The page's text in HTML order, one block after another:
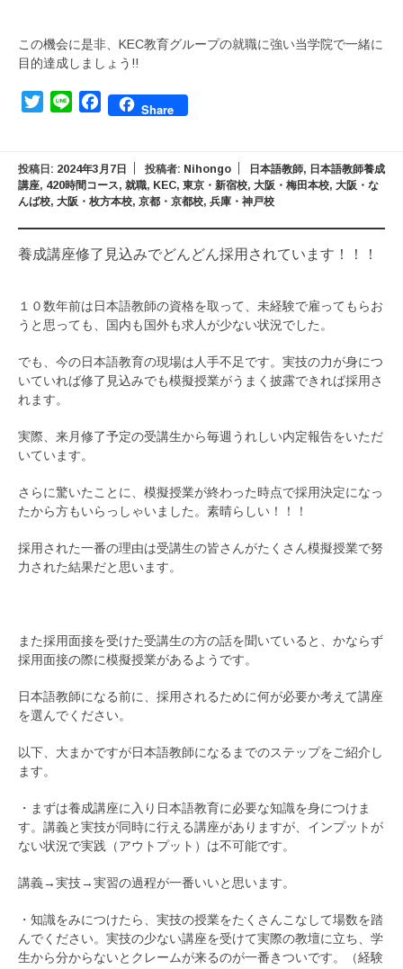
この機会に是非、KEC教育グループの就職に強い当学院で一緒に
目的達成しましょう!!
TwitterLine FacebookShare
投稿日: 2024年3月7日 投稿者: Nihongo 日本語教師, 日本語教師養成
講座, 420時間コース, 就職, KEC, 東京・新宿校, 大阪・梅田本校, 大阪・な
んば校, 大阪・枚方本校, 京都・京都校, 兵庫・神戸校
養成講座修了見込みでどんどん採用されています！！！
１０数年前は日本語教師の資格を取って、未経験で雇ってもらお
うと思っても、国内も国外も求人が少ない状況でした。
でも、今の日本語教育の現場は人手不足です。実技の力が身につ
いていれば修了見込みでも模擬授業がうまく披露できれば採用さ
れます。
実際、来月修了予定の受講生から毎週うれしい内定報告をいただ
いています。
さらに驚いたことに、模擬授業が終わった時点で採用決定になっ
たから方もいらっしゃいました。素晴らしい！！！
採用された一番の理由は受講生の皆さんがたくさん模擬授業で努
力された結果だと思います。
また採用面接を受けた受講生の方の話を聞いていると、かならず
採用面接の際に模擬授業があるようです。
日本語教師になる前に、採用されるために何が必要か考えて講座
を選んでください。
以下、大まかですが日本語教師になるまでのステップをご紹介し
ます。
・まずは養成講座に入り日本語教育に必要な知識を身につけま
す。講義と実技が同時に行える講座がありますが、インプットが
ない状況で実践（アウトプット）は不可能です。
講義→実技→実習の過程が一番いいと思います。
・知識をみにつけたら、実技の授業をたくさんこなして場数を踏
んでください。実技の少ない講座を受けて実際の教壇に立ち、学
生から分からないとクレームが来るのが一番きついです。（経験